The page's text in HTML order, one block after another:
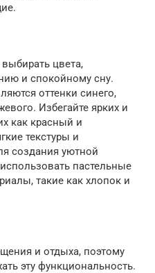
цвета,
и спокойному сну.
оттенки синего,
Избегайте ярких и
как красный и
текстуры и
создания уютной
пастельные
такие как хлопок и
и отдыха, поэтому
эту функциональность.